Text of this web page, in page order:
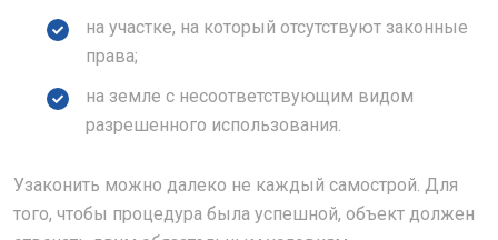
на участке, на который отсутствуют законные
права;
на земле с несоответствующим видом
разрешенного использования.
Узаконить можно далеко не каждый самострой. Для
того, чтобы процедура была успешной, объект должен